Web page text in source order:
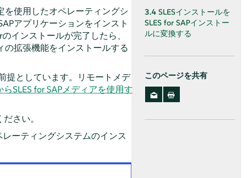
を使用したオペレーティングシ
アプリケーションをインスト
インストールが完了したら、
の拡張機能をインストールする
としています。
リモートメデ
SLES for SAPメディアを使用す
さい。
レーティングシステムのインス
3.4 SLESインストールを
SLES for SAPインストー
ルに変換する
このページを共有